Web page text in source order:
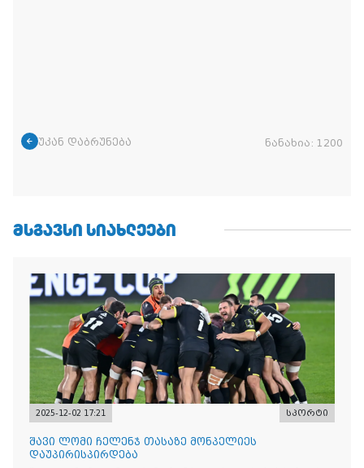
უკან დაბრუნება ნანახია: 1200
ᲛᲡᲒᲐᲕᲡᲘ ᲡᲘᲐᲮᲚᲔᲔᲑᲘ
2025-12-02 17:21 სპორტი
შავი ლომი ჩელენჯ თასაზე მონპელიეს
დაუპირისპირდება